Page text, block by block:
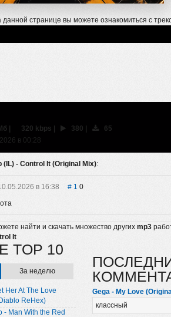
данной странице вы можете ознакомиться с
| 320 kbps | 380 |
65
в 00:28
(IL) - Control It (Original Mix):
в 16:38 1 0
найти и скачать множество других mp3
It
TOP 10
За неделю
Her At The Love
ReHex)
- Man With the Red
Gega - My Love
классный